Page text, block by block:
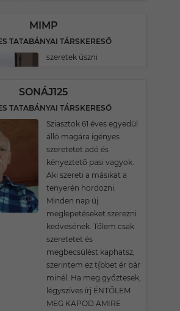
MIMP
TATABÁNYAI TÁRSKERESŐ
szeretek úszni
SONÁJ125
TATABÁNYAI TÁRSKERESŐ
Sziasztok 61 éves egyedül
álló magára igényes
szeretetet adó és
kényeztető pasi vagyok.
Aki szereti a másikat a
tenyerén hordozni.
Minden nap új
meglepetéseket szerezni
kedvesének. Tőlem csak
szeretetet és
megbecsülést kaphatsz,
szerintem ez t{bbet ér bár
minél. Ha meg győztesek,
légyszíves írj ÉNTŐLEM
MEG KAPOD AMIRE